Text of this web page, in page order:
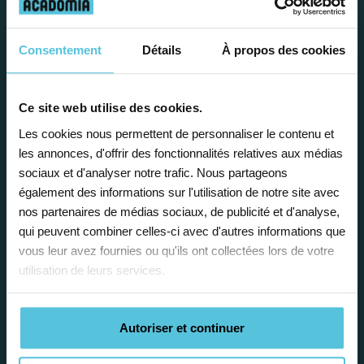
Consentement Détails À propos des cookies
Ce site web utilise des cookies.
Les cookies nous permettent de personnaliser le contenu et
les annonces, d'offrir des fonctionnalités relatives aux médias
sociaux et d'analyser notre trafic. Nous partageons
également des informations sur l'utilisation de notre site avec
nos partenaires de médias sociaux, de publicité et d'analyse,
qui peuvent combiner celles-ci avec d'autres informations que
vous leur avez fournies ou qu'ils ont collectées lors de votre
utilisation de leurs services.
Autoriser et continuer
avantages
Enseignez près de chez vous, selon
vos horaires
Afin de garantir le meilleur
accompagnement, nous organisons votre
emploi du temps en fonction de votre profil,
vos disponibilités et votre flexibilité.